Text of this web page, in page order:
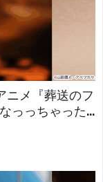
メ『葬送のフ
っっちゃった